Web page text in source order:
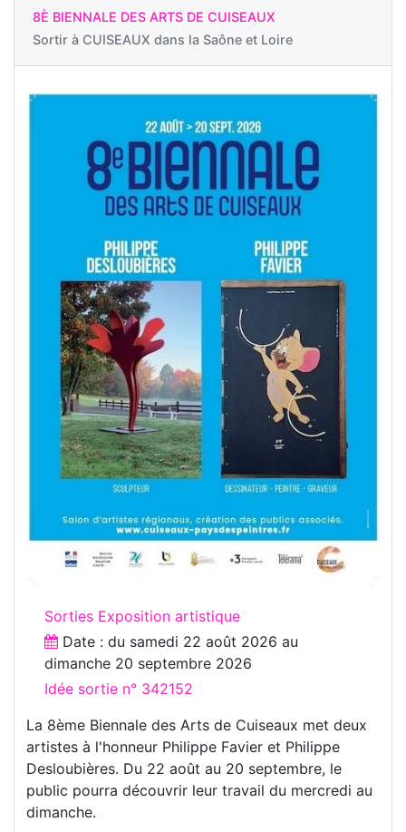
8È BIENNALE DES ARTS DE CUISEAUX
Sortir à CUISEAUX dans la Saône et Loire
Sorties Exposition artistique
Date : du samedi 22 août 2026 au
dimanche 20 septembre 2026
Idée sortie n° 342152
La 8ème Biennale des Arts de Cuiseaux met deux
artistes à l'honneur Philippe Favier et Philippe
Desloubières. Du 22 août au 20 septembre, le
public pourra découvrir leur travail du mercredi au
dimanche.